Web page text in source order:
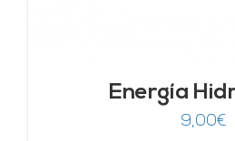
Energía
9,00€